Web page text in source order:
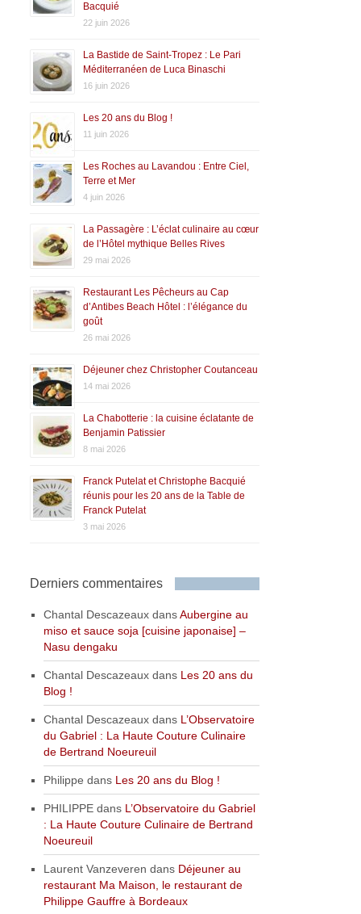
Bacquié
22 juin 2026
La Bastide de Saint-Tropez : Le Pari
Méditerranéen de Luca Binaschi
16 juin 2026
Les 20 ans du Blog !
11 juin 2026
Les Roches au Lavandou : Entre Ciel,
Terre et Mer
4 juin 2026
La Passagère : L’éclat culinaire au cœur
de l’Hôtel mythique Belles Rives
29 mai 2026
Restaurant Les Pêcheurs au Cap
d’Antibes Beach Hôtel : l’élégance du
goût
26 mai 2026
Déjeuner chez Christopher Coutanceau
14 mai 2026
La Chabotterie : la cuisine éclatante de
Benjamin Patissier
8 mai 2026
Franck Putelat et Christophe Bacquié
réunis pour les 20 ans de la Table de
Franck Putelat
3 mai 2026
Derniers commentaires
Chantal Descazeaux dansAubergine au
miso et sauce soja [cuisine japonaise] –
Nasu dengaku
Chantal Descazeaux dans Les 20 ans du
Blog !
Chantal Descazeaux dans L’Observatoire
du Gabriel : La Haute Couture Culinaire
de Bertrand Noeureuil
Philippe dans Les 20 ans du Blog !
PHILIPPE dans L’Observatoire du Gabriel
: La Haute Couture Culinaire de Bertrand
Noeureuil
Laurent Vanzeveren dans Déjeuner au
restaurant Ma Maison, le restaurant de
Philippe Gauffre à Bordeaux